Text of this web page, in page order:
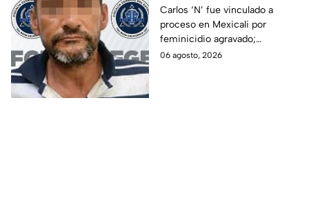
atacar a su hermana
con discapacidad
auditiva en Mexicali; lo
procesan por
Carlos ‘N’ fue vinculado a
proceso en Mexicali por
feminicidio agravado;
autoridades señalan un
06 agosto, 2026